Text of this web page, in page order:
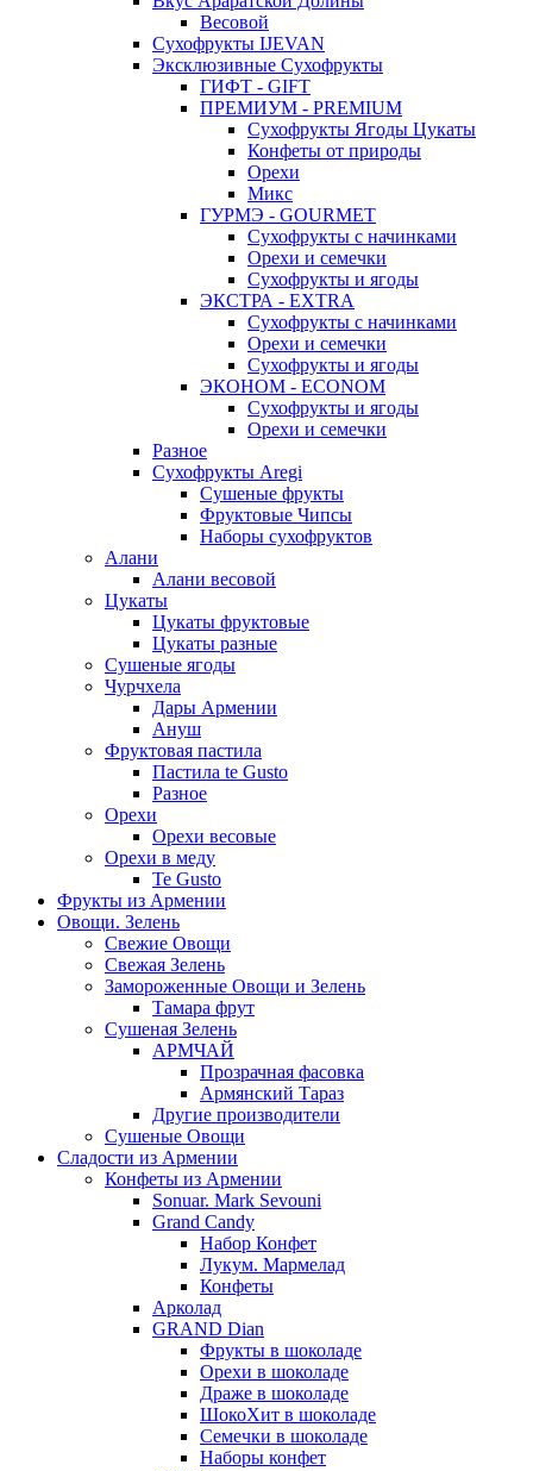
Весовой
Сухофрукты IJEVAN
Эксклюзивные Сухофрукты
ГИФТ - GIFT
ПРЕМИУМ - PREMIUM
Сухофрукты Ягоды Цукаты
Конфеты от природы
Орехи
Микс
ГУРМЭ - GOURMET
Сухофрукты с начинками
Орехи и семечки
Сухофрукты и ягоды
ЭКСТРА - EXTRA
Сухофрукты с начинками
Орехи и семечки
Сухофрукты и ягоды
ЭКОНОМ - ECONOM
Сухофрукты и ягоды
Орехи и семечки
Разное
Сухофрукты Aregi
Сушеные фрукты
Фруктовые Чипсы
Наборы сухофруктов
Алани
Алани весовой
Цукаты
Цукаты фруктовые
Цукаты разные
Сушеные ягоды
Чурчхела
Дары Армении
Ануш
Фруктовая пастила
Пастила te Gusto
Разное
Орехи
Орехи весовые
Орехи в меду
Te Gusto
Фрукты из Армении
Овощи. Зелень
Свежие Овощи
Свежая Зелень
Замороженные Овощи и Зелень
Тамара фрут
Сушеная Зелень
АРМЧАЙ
Прозрачная фасовка
Армянский Тараз
Другие производители
Сушеные Овощи
Сладости из Армении
Конфеты из Армении
Sonuar. Mark Sevouni
Grand Candy
Набор Конфет
Лукум. Мармелад
Конфеты
Арколад
GRAND Dian
Фрукты в шоколаде
Орехи в шоколаде
Драже в шоколаде
ШокоХит в шоколаде
Семечки в шоколаде
Наборы конфет